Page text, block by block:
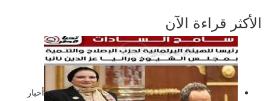
الأكثر قراءة الآن
أخبار